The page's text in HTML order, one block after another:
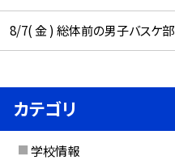
8/7( 金 ) 総体前の男子バスケ部
カテゴリ
学校情報